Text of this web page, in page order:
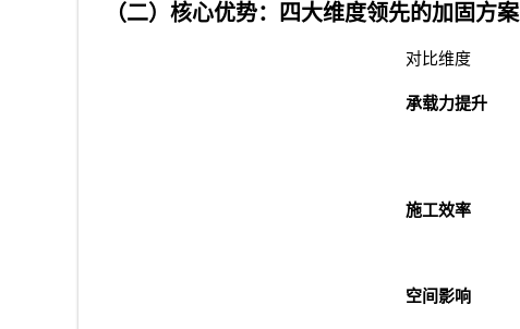
（二）核心优势：四大维度领先的加固方案
对比维度
承载力提升
施工效率
空间影响